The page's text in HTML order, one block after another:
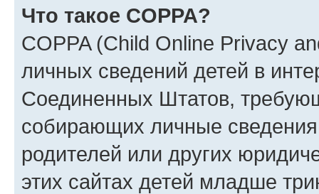
Что такое COPPA?
COPPA (Child Online Privacy
личных сведений детей в
Соединенных Штатов,
собирающих личные
родителей или других
этих сайтах детей младше